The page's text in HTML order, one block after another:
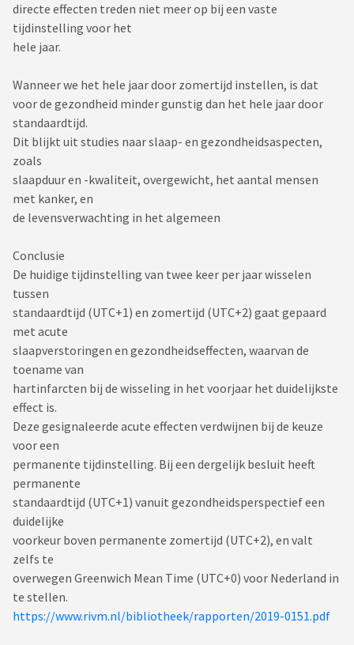
directe effecten treden niet meer op bij een vaste
tijdinstelling voor het
hele jaar.
Wanneer we het hele jaar door zomertijd instellen, is dat
voor de gezondheid minder gunstig dan het hele jaar door
standaardtijd.
Dit blijkt uit studies naar slaap- en gezondheidsaspecten,
zoals
slaapduur en -kwaliteit, overgewicht, het aantal mensen
met kanker, en
de levensverwachting in het algemeen
Conclusie
De huidige tijdinstelling van twee keer per jaar wisselen
tussen
standaardtijd (UTC+1) en zomertijd (UTC+2) gaat gepaard
met acute
slaapverstoringen en gezondheidseffecten, waarvan de
toename van
hartinfarcten bij de wisseling in het voorjaar het duidelijkste
effect is.
Deze gesignaleerde acute effecten verdwijnen bij de keuze
voor een
permanente tijdinstelling. Bij een dergelijk besluit heeft
permanente
standaardtijd (UTC+1) vanuit gezondheidsperspectief een
duidelijke
voorkeur boven permanente zomertijd (UTC+2), en valt
zelfs te
overwegen Greenwich Mean Time (UTC+0) voor Nederland in
te stellen.
https://www.rivm.nl/bibliotheek/rapporten/2019-0151.pdf